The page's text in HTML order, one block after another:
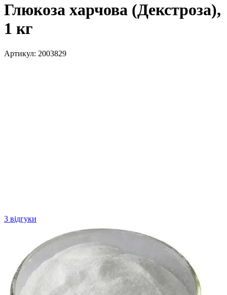
Глюкоза харчова (Декстроза),
1 кг
Артикул: 2003829
3 відгуки